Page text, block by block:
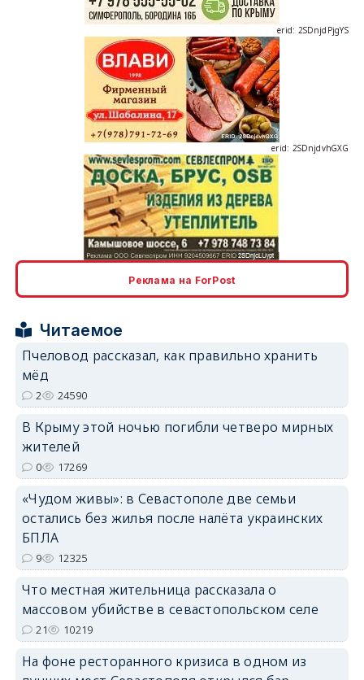
erid: 2SDnjdvhGXG
erid: 2SDnjcLUypt
erid: 2SDnjcrDNw6
erid: 2SDnjdvhGXG
Реклама на ForPost
Читаемое
Пчеловод рассказал, как правильно хранить
мёд
2 24590
В Крыму этой ночью погибли четверо мирных
жителей
0 17269
«Чудом живы»: в Севастополе две семьи
остались без жилья после налёта украинских
БПЛА
9 12325
Что местная жительница рассказала о
массовом убийстве в севастопольском селе
21 10219
На фоне ресторанного кризиса в одном из